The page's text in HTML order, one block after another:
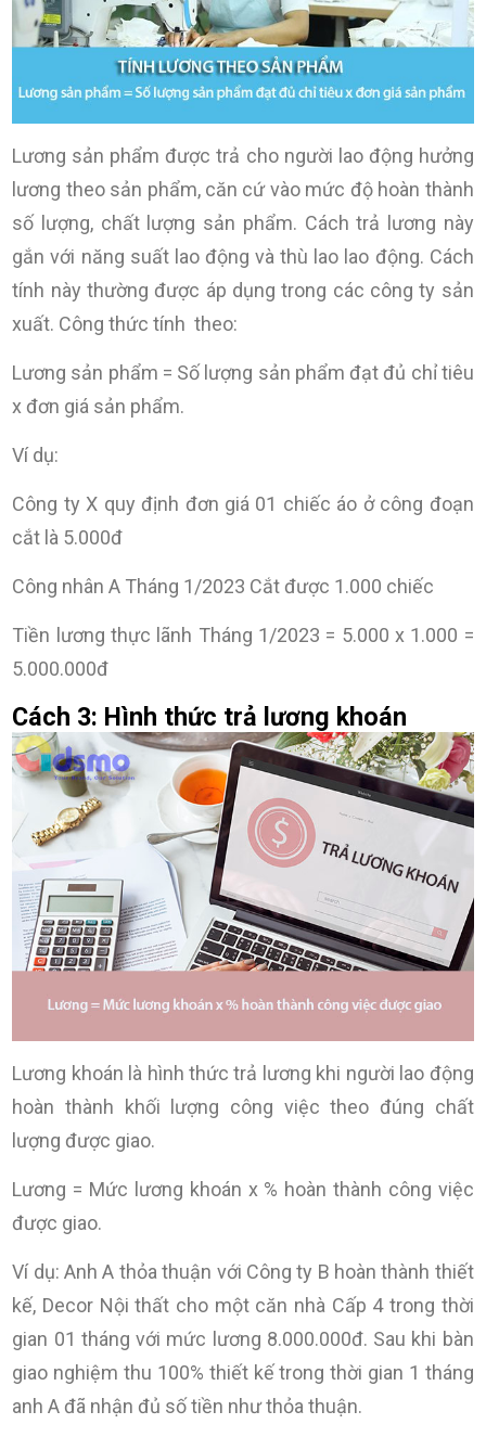
Lương sản phẩm được trả cho người lao động hưởng
lương theo sản phẩm, căn cứ vào mức độ hoàn thành
số lượng, chất lượng sản phẩm. Cách trả lương này
gắn với năng suất lao động và thù lao lao động. Cách
tính này thường được áp dụng trong các công ty sản
xuất. Công thức tính theo:
Lương sản phẩm = Số lượng sản phẩm đạt đủ chỉ tiêu
x đơn giá sản phẩm.
Ví dụ:
Công ty X quy định đơn giá 01 chiếc áo ở công đoạn
cắt là 5.000đ
Công nhân A Tháng 1/2023 Cắt được 1.000 chiếc
Tiền lương thực lãnh Tháng 1/2023 = 5.000 x 1.000 =
5.000.000đ
Cách 3: Hình thức trả lương khoán
Lương khoán là hình thức trả lương khi người lao động
hoàn thành khối lượng công việc theo đúng chất
lượng được giao.
Lương = Mức lương khoán x % hoàn thành công việc
được giao.
Ví dụ: Anh A thỏa thuận với Công ty B hoàn thành thiết
kế, Decor Nội thất cho một căn nhà Cấp 4 trong thời
gian 01 tháng với mức lương 8.000.000đ. Sau khi bàn
giao nghiệm thu 100% thiết kế trong thời gian 1 tháng
anh A đã nhận đủ số tiền như thỏa thuận.